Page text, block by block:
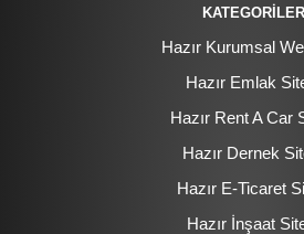
KATEGORİLER
Hazır Kurumsal
Hazır Emlak
Hazır Rent A Car
Hazır Dernek
Hazır E-Ticaret
Hazır İnşaat